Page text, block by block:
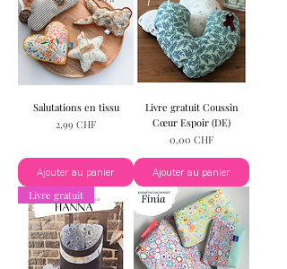
Salutations en tissu
Prix
2,99 CHF
Ajouter au panier
Livre gratuit Coussin
Cœur Espoir (DE)
Prix
0,00 CHF
Ajouter au panier
Livre gratuit